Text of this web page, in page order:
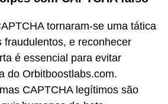
tornaram-se uma tática
fraudulentos, e reconhecer
é essencial para evitar
do Orbitboostlabs.com.
CAPTCHA legítimos são